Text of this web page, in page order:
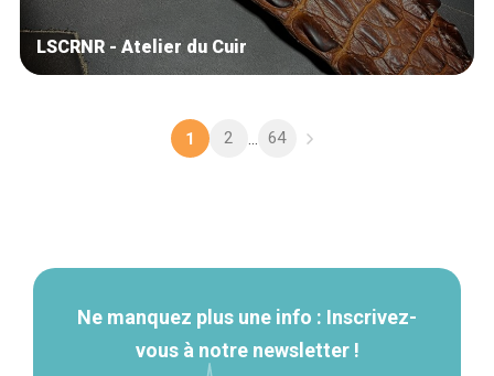
LSCRNR - Atelier du Cuir
1 2 ... 64
Ne manquez plus une info : Inscrivez-
vous à notre newsletter !